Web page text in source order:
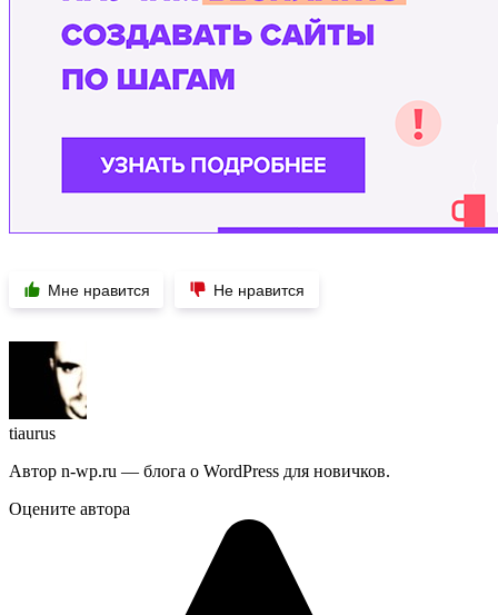
Мне нравится Не нравится
tiaurus
Автор n-wp.ru — блога о WordPress для новичков.
Оцените автора